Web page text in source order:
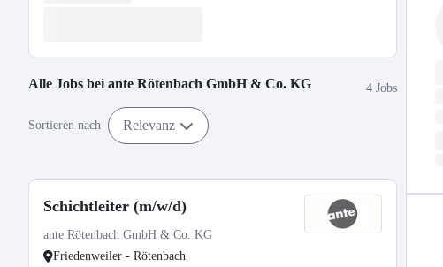
Alle Jobs bei ante Rötenbach GmbH & Co. KG 4 Jobs
Sortieren nach Relevanz
Schichtleiter (m/w/d)
ante Rötenbach GmbH & Co. KG
Friedenweiler - Rötenbach